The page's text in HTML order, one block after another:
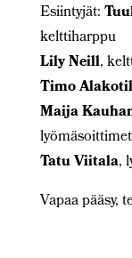
Esiintyjät:
kelttiharppu
Lily Neill,
Timo
Maija
lyömäsoittimet
Tatu Viitala,
Vapaa pääsy,